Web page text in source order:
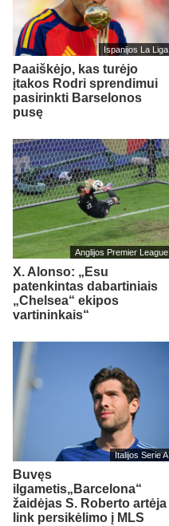
Ispanijos La Liga
Paaiškėjo, kas turėjo
įtakos Rodri sprendimui
pasirinkti Barselonos
pusę
Anglijos Premier League
X. Alonso: „Esu
patenkintas dabartiniais
„Chelsea“ ekipos
vartininkais“
Italijos Serie A
Buvęs
ilgametis„Barcelona“
žaidėjas S. Roberto artėja
link persikėlimo į MLS